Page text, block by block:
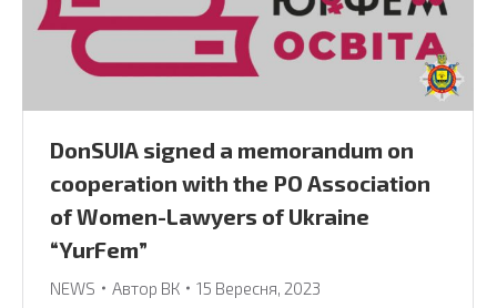
DonSUIA signed a memorandum on
cooperation with the PO Association
of Women-Lawyers of Ukraine
“YurFem”
NEWS Автор ВК 15 Вересня, 2023